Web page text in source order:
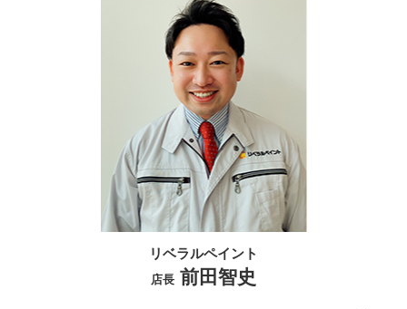
リベラルペイント
店長 前田智史